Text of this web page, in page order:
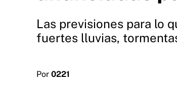
Las previsiones para lo
fuertes lluvias,
Por 0221